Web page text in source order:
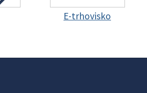
E-trhovisko